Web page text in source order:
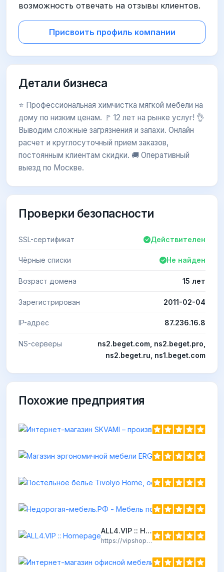
возможность отвечать на отзывы клиентов.
Присвоить профиль компании
Детали бизнеса
⭐ Профессиональная химчистка мягкой мебели на
дому по низким ценам. 🚩 12 лет на рынке услуг! 👌
Выводим сложные загрязнения и запахи. Онлайн
расчет и круглосуточный прием заказов,
постоянным клиентам скидки. 🚚 Оперативный
выезд по Москве.
Проверки безопасности
SSL-сертификат Действителен
Чёрные списки Не найден
Возраст домена 15 лет
Зарегистрирован 2011-02-04
IP-адрес 87.236.16.8
NS-серверы
ns2.beget.com, ns2.beget.pro,
ns2.beget.ru, ns1.beget.com
Похожие предприятия
ALL4.VIP :: Homepage
https://vipshop-script.space